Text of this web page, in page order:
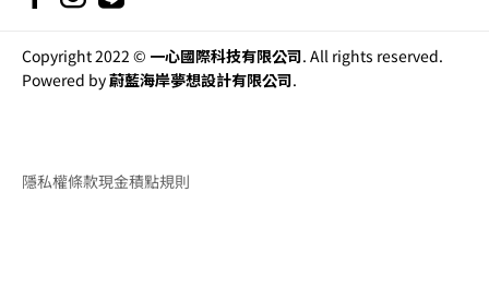
Copyright 2022 © 一心國際科技有限公司. All rights reserved.
Powered by蔚藍海岸夢想設計有限公司.
隱私權條款現金積點規則